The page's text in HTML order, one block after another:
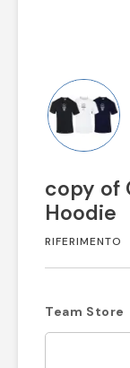
copy of
Hoodie
RIFERIMENTO
Team Store